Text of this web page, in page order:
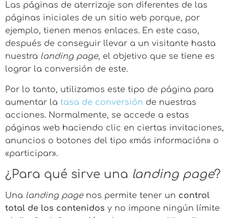
Las páginas de aterrizaje son diferentes de las
páginas iniciales de un sitio web porque, por
ejemplo, tienen menos enlaces. En este caso,
después de conseguir llevar a un visitante hasta
nuestra landing page, el objetivo que se tiene es
lograr la conversión de este.
Por lo tanto, utilizamos este tipo de página para
aumentar la tasa de conversión de nuestras
acciones. Normalmente, se accede a estas
páginas web haciendo clic en ciertas invitaciones,
anuncios o botones del tipo «más información» o
«participar».
¿Para qué sirve una landing page?
Una landing pagenos permite tener un control
total de los contenidos y no impone ningún límite